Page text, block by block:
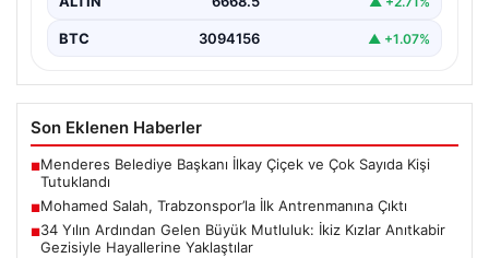
BTC 3094156 ▲ +1.07%
Son Eklenen Haberler
■Menderes Belediye Başkanı İlkay Çiçek ve Çok Sayıda Kişi
Tutuklandı
■Mohamed Salah, Trabzonspor’la İlk Antrenmanına Çıktı
■34 Yılın Ardından Gelen Büyük Mutluluk: İkiz Kızlar Anıtkabir
Gezisiyle Hayallerine Yaklaştılar